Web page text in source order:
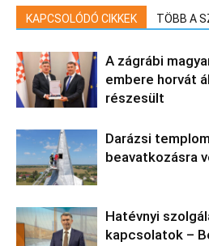
KAPCSOLÓDÓ CIKKEK TÖBB A
A zágrábi
embere horvát
részesült
Darázsi
beavatkozásra
Hatévnyi
kapcsolatok –